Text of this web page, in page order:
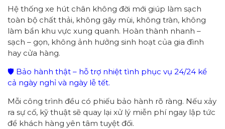
Hệ thống xe hút chân không đời mới giúp làm sạch
toàn bộ chất thải, không gây mùi, không tràn, không
làm bẩn khu vực xung quanh. Hoàn thành nhanh –
sạch – gọn, không ảnh hưởng sinh hoạt của gia đình
hay cửa hàng.
🛡 Bảo hành thật – hỗ trợ nhiệt tình phục vụ 24/24 kể
cả ngày nghỉ và ngày lễ tết.
Mỗi công trình đều có phiếu bảo hành rõ ràng. Nếu xảy
ra sự cố, kỹ thuật sẽ quay lại xử lý miễn phí ngay lập tức
để khách hàng yên tâm tuyệt đối.